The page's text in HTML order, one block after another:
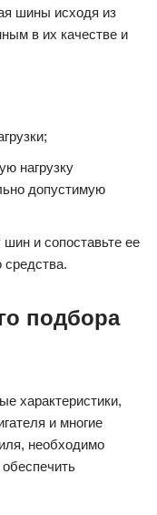
шины исходя из
в их качестве и
нагрузку
допустимую
и сопоставьте ее
средства.
подбора
характеристики,
и многие
необходимо